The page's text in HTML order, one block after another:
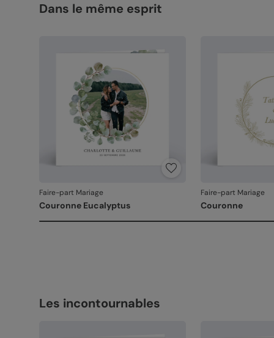
Dans le même esprit
Faire-part Mariage
Couronne Eucalyptus
Faire-part Mariage
Couronne
Les incontournables